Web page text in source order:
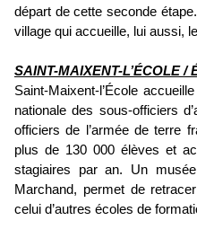
départ de cette seconde
village qui accueille, lui aussi,
SAINT-MAIXENT-L’ÉCOLE /
Saint-Maixent-l’École
nationale des sous-officiers
officiers de l’armée de terre
plus de 130 000 élèves et
stagiaires par an. Un
Marchand, permet de
celui d’autres écoles de